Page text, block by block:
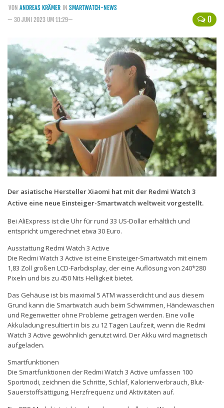
Handytarife
Smartphonetarife
Datentarife
o2
Smartphonetarife
Prepaid-Tarife
Datentarife
Flatrate-Prepaidtarife
Mobilfunk-Vergleichsrechner
Mobilfunk-Tarifrechner
Flatrate-Datentarife
0
VON ANDREAS KRÄMER IN SMARTWATCH-NEWS
— 30 JUNI 2023 UM 11:29—
Der asiatische Hersteller Xiaomi hat mit der Redmi Watch 3
Active eine neue Einsteiger-Smartwatch weltweit vorgestellt.
Bei AliExpress ist die Uhr für rund 33 US-Dollar erhältlich und
entspricht umgerechnet etwa 30 Euro.
Ausstattung Redmi Watch 3 Active
Die Redmi Watch 3 Active ist eine Einsteiger-Smartwatch mit einem
1,83 Zoll großen LCD-Farbdisplay, der eine Auflösung von 240*280
Pixeln und bis zu 450 Nits Helligkeit bietet.
Das Gehäuse ist bis maximal 5 ATM wasserdicht und aus diesem
Grund kann die Smartwatch auch beim Schwimmen, Händewaschen
und Regenwetter ohne Probleme getragen werden. Eine volle
Akkuladung resultiert in bis zu 12 Tagen Laufzeit, wenn die Redmi
Watch 3 Active gewöhnlich genutzt wird. Der Akku wird magnetisch
aufgeladen.
Smartfunktionen
Die Smartfunktionen der Redmi Watch 3 Active umfassen 100
Sportmodi, zeichnen die Schritte, Schlaf, Kalorienverbrauch, Blut-
Sauerstoffsättigung, Herzfrequenz und Aktivitäten auf.